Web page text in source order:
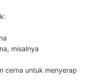
misalnya
cerna untuk menyerap